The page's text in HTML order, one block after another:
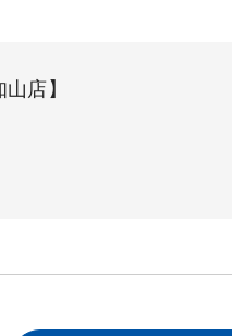
店】